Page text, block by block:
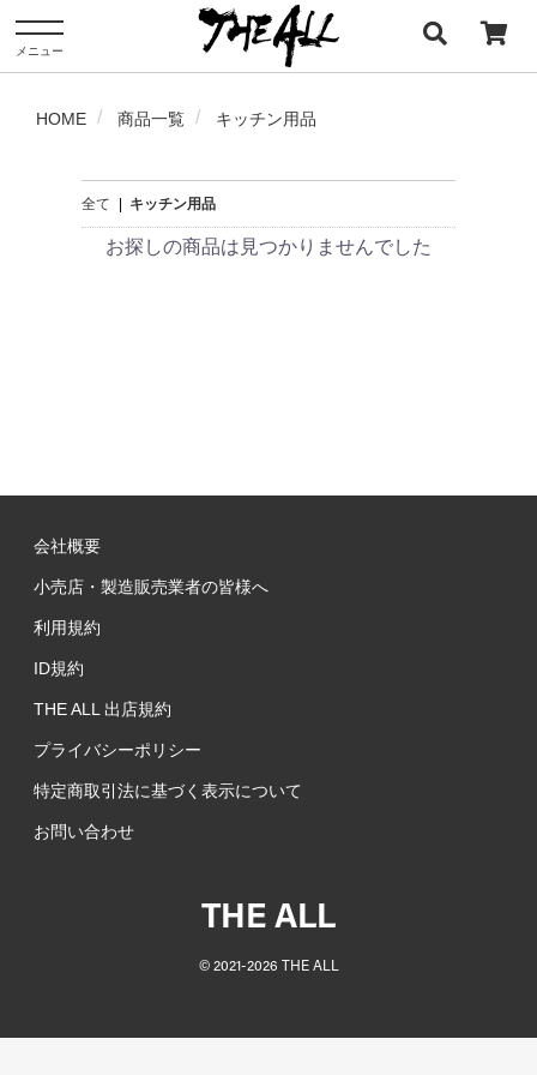
メニュー
HOME 商品一覧 キッチン用品
全て キッチン用品
お探しの商品は見つかりませんでした
会社概要
小売店・製造販売業者の皆様へ
利用規約
ID規約
THE ALL 出店規約
プライバシーポリシー
特定商取引法に基づく表示について
お問い合わせ
THE ALL
©︎ 2021-2026 THE ALL